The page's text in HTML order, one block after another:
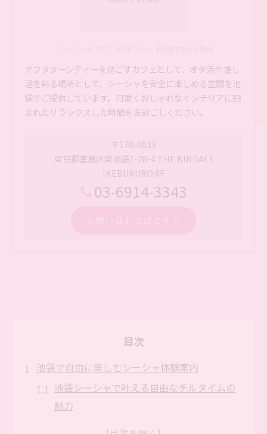
アフタヌーンティーを過ごすカフェとして、オタ活や推し
活を彩る場所として、シーシャを安全に楽しめる空間を池
袋でご提供しています。可愛くおしゃれなインテリアに囲
まれたリラックスした時間をお過ごしください。
〒170-0013
東京都豊島区東池袋1-28-4 THE KINDAI 1
IKEBUKURO 6F
03-6914-3343
お問い合わせはこちら
目次
池袋で自由に楽しむシーシャ体験案内
池袋シーシャで叶える自由なチルタイムの
魅力
シーシャ初心者も安心な池袋体験のポイン